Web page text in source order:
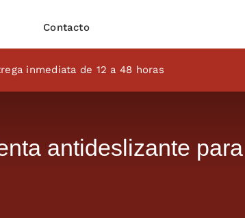
Contacto
inmediata de 12 a 48 horas
antideslizante